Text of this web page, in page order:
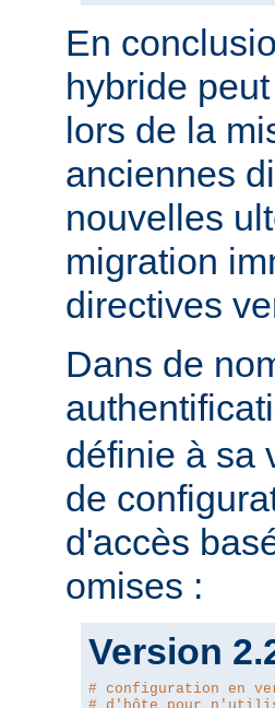
En
hybride
lors de la
anciennes
nouvelles
migration
directives
Dans de
définie à sa
de
d'accès
omises :
Version
# configuration en